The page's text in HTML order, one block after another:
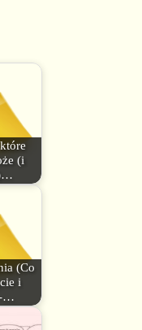
(i
(Co
i
-…